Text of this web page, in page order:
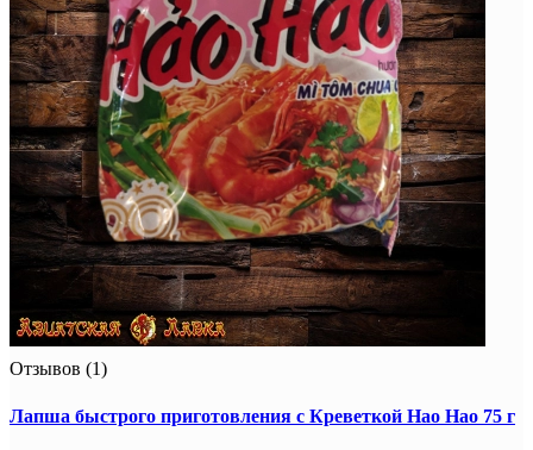
Отзывов (1)
Лапша быстрого приготовления с Креветкой Hao Hao 75 г